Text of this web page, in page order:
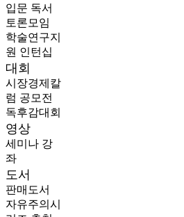
입문 독서
토론모임
학술연구지
원 인턴십
대회
시장경제칼
럼 공모전
독후감대회
영상
세미나 강
좌
도서
판매도서
자유주의시